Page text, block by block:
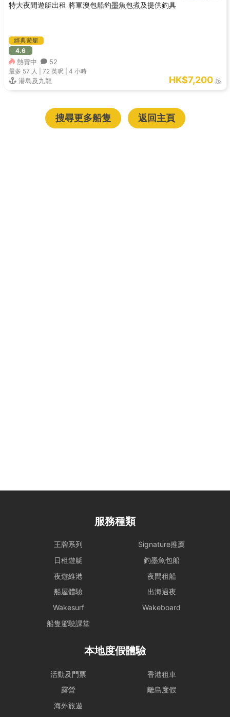
特大夜間遊艇出租 將軍澳包船釣墨魚包煮及提供釣具
經典遊艇
4.6
熱賣中 52
最多 57 人 |72 英呎 |4 小時
港島及九龍 HK$7,200 起
搜尋更多船隻 返回主頁
服務種類
王牌系列
Signature推薦
日租遊艇
釣墨魚包船
夜遊維港
夜間租船
船屋體驗
出海過夜
Wakesurf
Wakeboard
船隻駕駛課堂
本地度假體驗
活動及門票
香港租車
露營
離島度假
海外旅遊